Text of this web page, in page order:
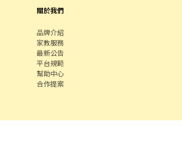
關於我們
品牌介紹
家教服務
最新公告
平台規範
幫助中心
合作提案